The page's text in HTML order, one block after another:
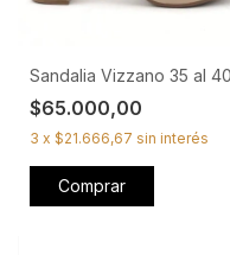
Sandalia Vizzano 35 al 40
$65.000,00
3 x $21.666,67 sin interés
Comprar